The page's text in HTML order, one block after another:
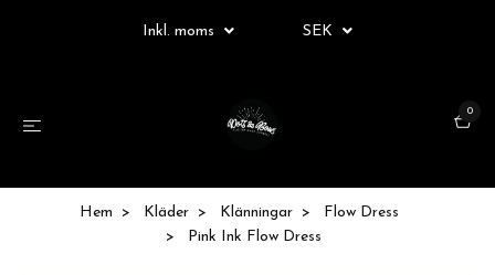
Inkl. moms SEK
0
Hem Kläder Klänningar
Flow Dress
Pink Ink Flow Dress